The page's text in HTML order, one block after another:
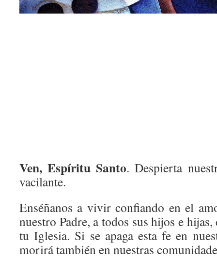
Ven, Espíritu Santo. Despierta
vacilante.
Enséñanos a vivir confiando en el
nuestro Padre, a todos sus hijos e
tu Iglesia. Si se apaga esta fe en
morirá también en nuestras